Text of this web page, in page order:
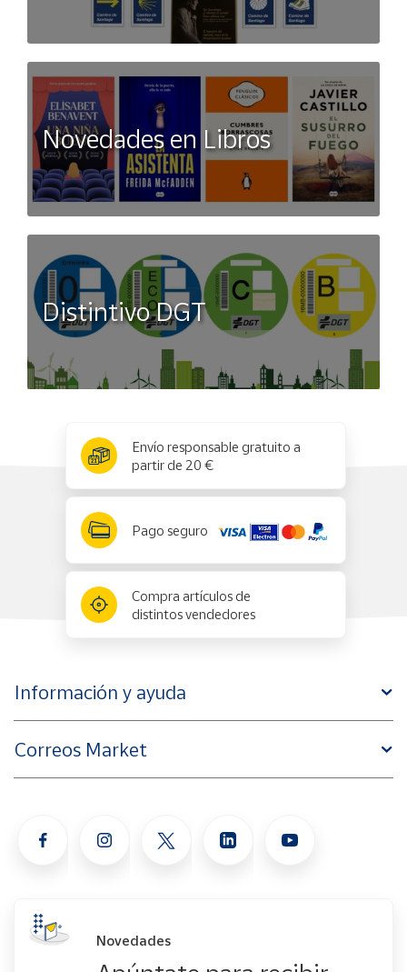
Novedades en Libros
Distintivo DGT
Envío responsable gratuito a
partir de 20 €
Pago seguro
Compra artículos de
distintos vendedores
Información y ayuda
Correos Market
Novedades